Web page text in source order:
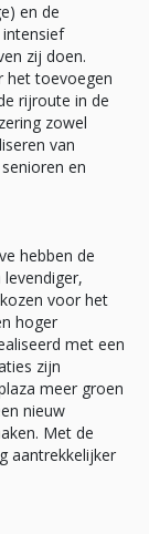
en de
zij doen.
het toevoegen
rijroute in de
zowel
van
en
hebben de
voor het
hoger
met een
zijn
meer groen
nieuw
Met de
aantrekkelijker